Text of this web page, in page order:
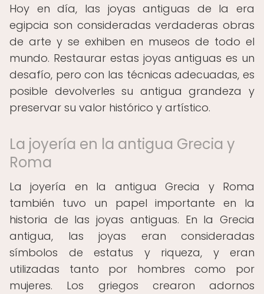
Hoy en día, las joyas antiguas de la era
egipcia son consideradas verdaderas obras
de arte y se exhiben en museos de todo el
mundo. Restaurar estas joyas antiguas es un
desafío, pero con las técnicas adecuadas, es
posible devolverles su antigua grandeza y
preservar su valor histórico y artístico.
La joyería en la antigua Grecia y
Roma
La joyería en la antigua Grecia y Roma
también tuvo un papel importante en la
historia de las joyas antiguas. En la Grecia
antigua, las joyas eran consideradas
símbolos de estatus y riqueza, y eran
utilizadas tanto por hombres como por
mujeres. Los griegos crearon adornos